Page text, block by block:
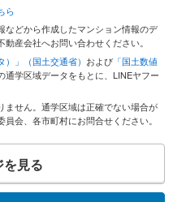
ら
などから作成したマンション情報のデ
産会社へお問い合わせください。
）」（国土交通省） および 「国土数値
通学区域データをもとに、LINEヤフー
ません。通学区域は正確でない場合が
会、各市町村にお問合せください。
見る